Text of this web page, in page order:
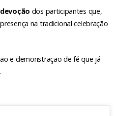
dos participantes que,
na tradicional celebração
e demonstração de fé que já